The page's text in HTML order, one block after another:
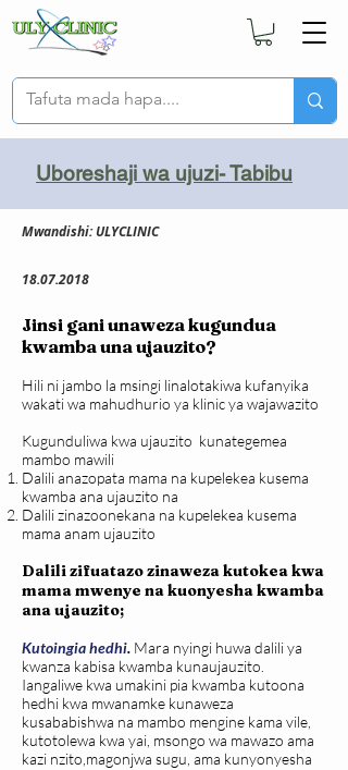
Uboreshaji wa ujuzi- Tabibu
Mwandishi: ULYCLINIC
18.07.2018
Jinsi gani unaweza kugundua
kwamba una ujauzito?
Hili ni jambo la msingi linalotakiwa kufanyika
wakati wa mahudhurio ya klinic ya wajawazito
Kugunduliwa kwa ujauzito kunategemea
mambo mawili
Dalili anazopata mama na kupelekea kusema
kwamba ana ujauzito na
Dalili zinazoonekana na kupelekea kusema
mama anam ujauzito
Dalili zifuatazo zinaweza kutokea kwa
mama mwenye na kuonyesha kwamba
ana ujauzito;
Kutoingia hedhi. Mara nyingi huwa dalili ya
kwanza kabisa kwamba kunaujauzito.
Iangaliwe kwa umakini pia kwamba kutoona
hedhi kwa mwanamke kunaweza
kusababishwa na mambo mengine kama vile,
kutotolewa kwa yai, msongo wa mawazo ama
kazi nzito,magonjwa sugu, ama kunyonyesha